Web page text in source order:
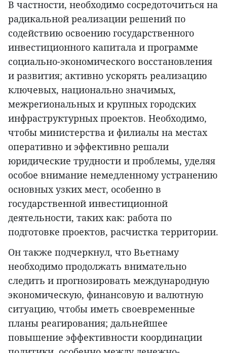
В частности, необходимо сосредоточиться на
радикальной реализации решений по
содействию освоению государственного
инвестиционного капитала и программе
социально-экономического восстановления
и развития; активно ускорять реализацию
ключевых, национально значимых,
межрегиональных и крупных городских
инфраструктурных проектов. Необходимо,
чтобы министерства и филиалы на местах
оперативно и эффективно решали
юридические трудности и проблемы, уделяя
особое внимание немедленному устранению
основных узких мест, особенно в
государственной инвестиционной
деятельности, таких как: работа по
подготовке проектов, расчистка территории.
Он также подчеркнул, что Вьетнаму
необходимо продолжать внимательно
следить и прогнозировать международную
экономическую, финансовую и валютную
ситуацию, чтобы иметь своевременные
планы реагирования; дальнейшее
повышение эффективности координации